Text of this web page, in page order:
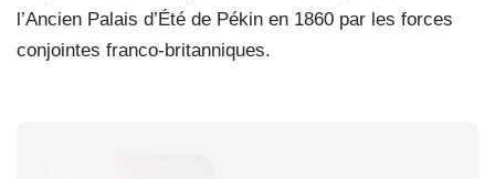
l’Ancien Palais d’Été de Pékin en 1860 par les forces
conjointes franco-britanniques.